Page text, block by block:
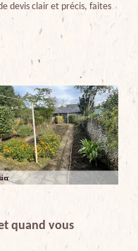
devis clair et précis, faites
quand vous